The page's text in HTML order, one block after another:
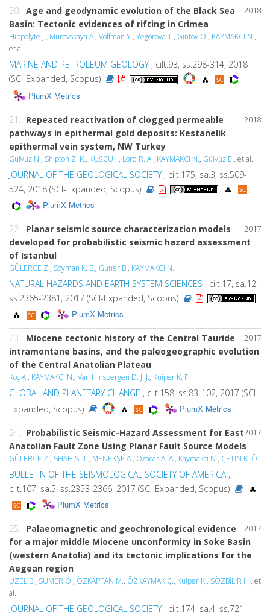
2018
20. Age and geodynamic evolution of the Black Sea
Basin: Tectonic evidences of rifting in Crimea
Hippolyte J., Murovskaya A., Volfman Y., Yegorova T., Gintov O., KAYMAKCI N.,
et al.
MARINE AND PETROLEUM GEOLOGY , cilt.93, ss.298-314, 2018
(SCI-Expanded, Scopus)
PlumX Metrics
2018
21.
Repeated reactivation of clogged permeable
pathways in epithermal gold deposits: Kestanelik
epithermal vein system, NW Turkey
Gulyuz N., Shipton Z. K., KUŞCU İ., Lord R. A., KAYMAKCI N., Gülyüz E., et al.
JOURNAL OF THE GEOLOGICAL SOCIETY , cilt.175, sa.3, ss.509-
524, 2018 (SCI-Expanded, Scopus)
PlumX Metrics
2017
22.
Planar seismic source characterization models
developed for probabilistic seismic hazard assessment
of Istanbul
GÜLERCE Z., Soyman K. B., Guner B., KAYMAKCI N.
NATURAL HAZARDS AND EARTH SYSTEM SCIENCES , cilt.17, sa.12,
ss.2365-2381, 2017 (SCI-Expanded, Scopus)
PlumX Metrics
2017
23.
Miocene tectonic history of the Central Tauride
intramontane basins, and the paleogeographic evolution
of the Central Anatolian Plateau
Koç A., KAYMAKCI N., Van Hinsbergen D. J. J., Kuiper K. F.
GLOBAL AND PLANETARY CHANGE , cilt.158, ss.83-102, 2017 (SCI-
Expanded, Scopus)
PlumX Metrics
2017
24.
Probabilistic Seismic-Hazard Assessment for East
Anatolian Fault Zone Using Planar Fault Source Models
GÜLERCE Z., SHAH S. T., MENEKŞE A., Ozacar A. A., Kaymakci N., ÇETİN K. Ö.
BULLETIN OF THE SEISMOLOGICAL SOCIETY OF AMERICA ,
cilt.107, sa.5, ss.2353-2366, 2017 (SCI-Expanded, Scopus)
PlumX Metrics
2017
25.
Palaeomagnetic and geochronological evidence
for a major middle Miocene unconformity in Soke Basin
(western Anatolia) and its tectonic implications for the
Aegean region
UZEL B., SÜMER Ö., ÖZKAPTAN M., ÖZKAYMAK Ç., Kuiper K., SÖZBİLİR H., et
al.
JOURNAL OF THE GEOLOGICAL SOCIETY , cilt.174, sa.4, ss.721-